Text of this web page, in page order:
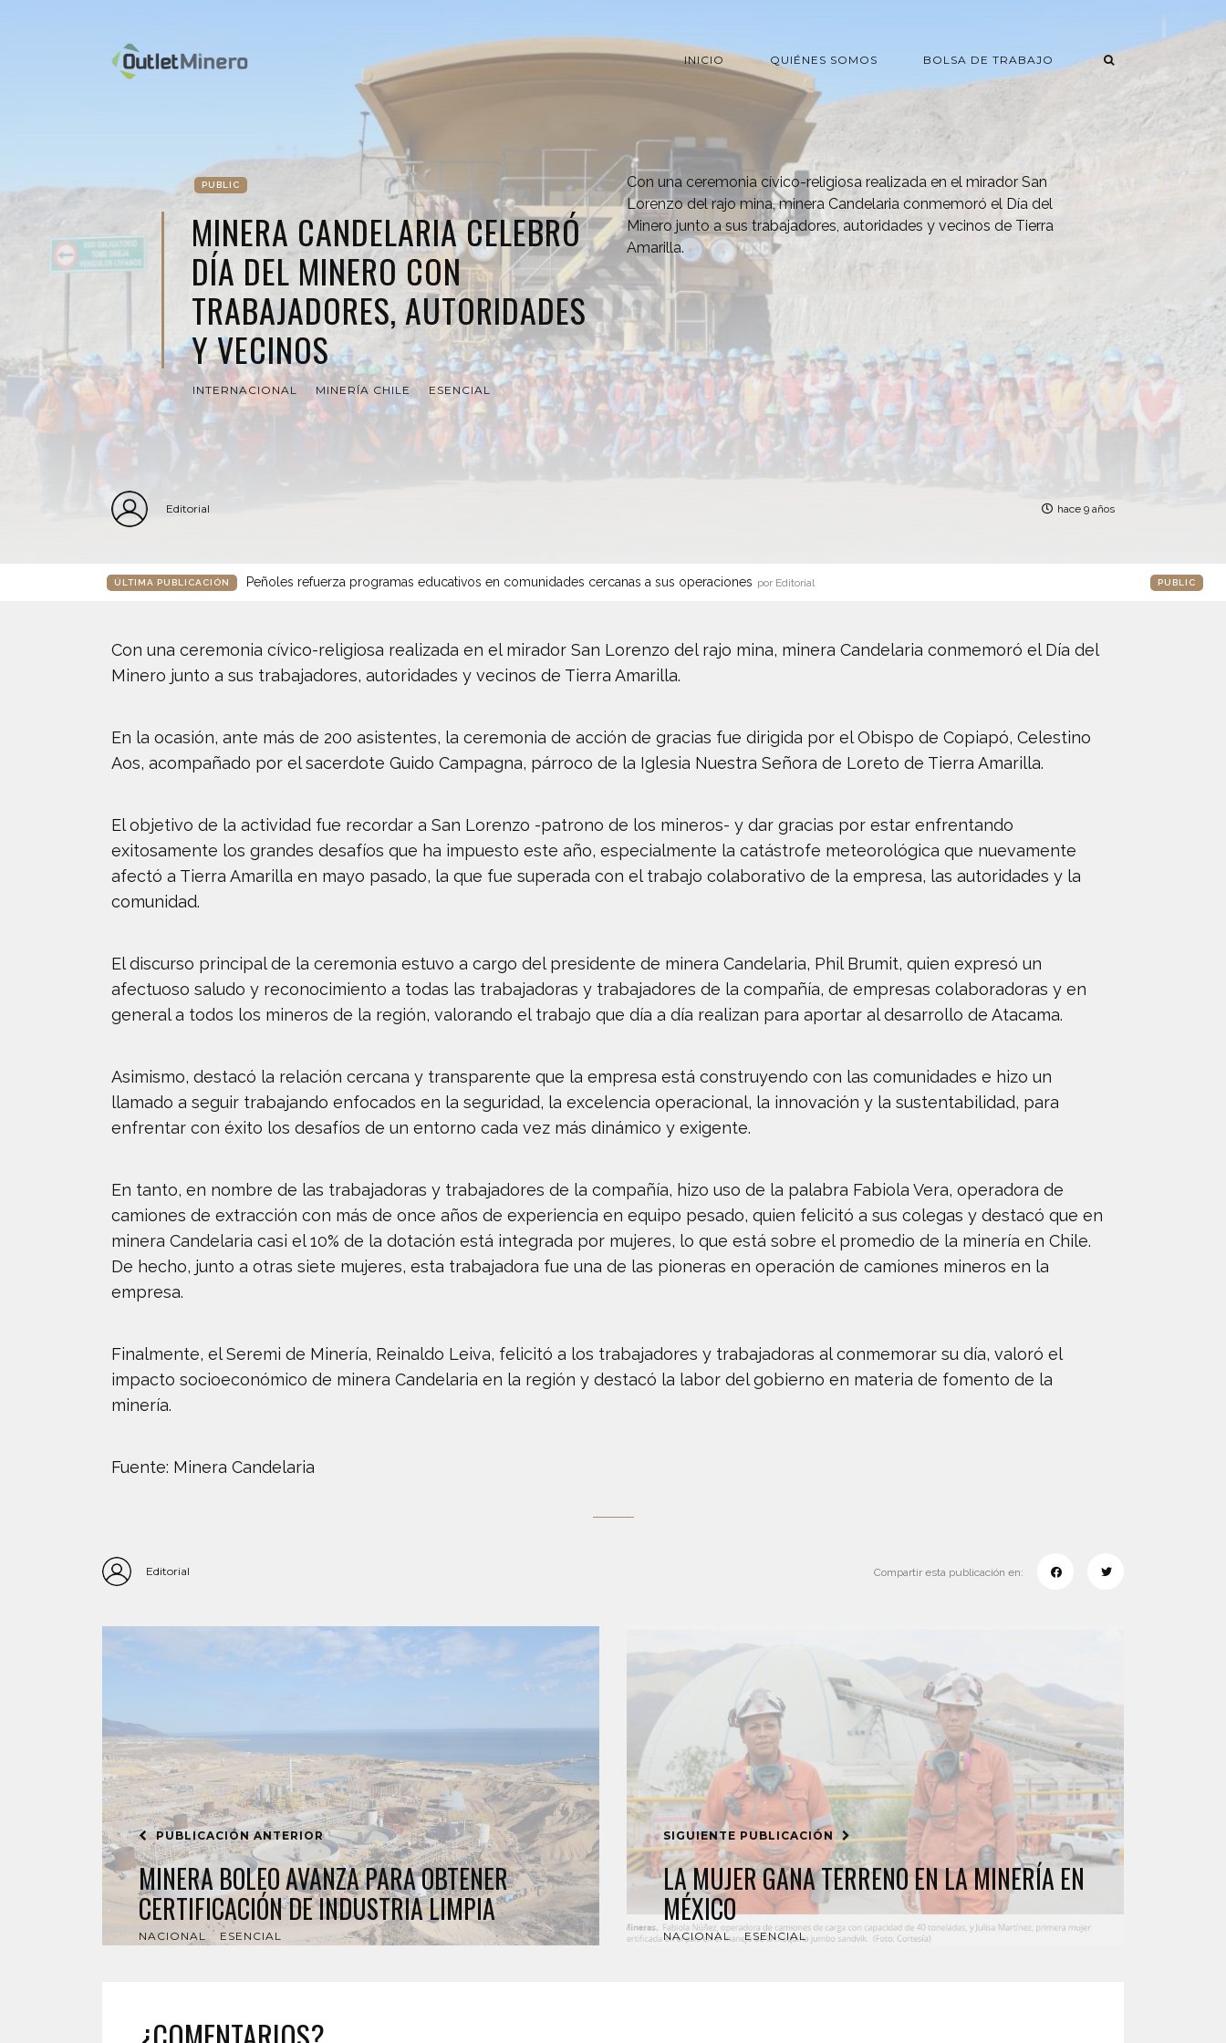
INICIO QUIÉNES SOMOS BOLSA DE TRABAJO
PUBLIC
MINERA CANDELARIA CELEBRÓ
DÍA DEL MINERO CON
TRABAJADORES, AUTORIDADES
Y VECINOS
INTERNACIONAL MINERÍA CHILE ESENCIAL
Con una ceremonia cívico-religiosa realizada en el mirador San
Lorenzo del rajo mina, minera Candelaria conmemoró el Día del
Minero junto a sus trabajadores, autoridades y vecinos de Tierra
Amarilla.
Editorial hace 9 años
ÚLTIMA PUBLICACIÓN Peñoles refuerza programas educativos en comunidades cercanas a sus operaciones por Editorial PUBLIC
Con una ceremonia cívico-religiosa realizada en el mirador San Lorenzo del rajo mina, minera Candelaria conmemoró el Día del
Minero junto a sus trabajadores, autoridades y vecinos de Tierra Amarilla.
En la ocasión, ante más de 200 asistentes, la ceremonia de acción de gracias fue dirigida por el Obispo de Copiapó, Celestino
Aos, acompañado por el sacerdote Guido Campagna, párroco de la Iglesia Nuestra Señora de Loreto de Tierra Amarilla.
El objetivo de la actividad fue recordar a San Lorenzo -patrono de los mineros- y dar gracias por estar enfrentando
exitosamente los grandes desafíos que ha impuesto este año, especialmente la catástrofe meteorológica que nuevamente
afectó a Tierra Amarilla en mayo pasado, la que fue superada con el trabajo colaborativo de la empresa, las autoridades y la
comunidad.
El discurso principal de la ceremonia estuvo a cargo del presidente de minera Candelaria, Phil Brumit, quien expresó un
afectuoso saludo y reconocimiento a todas las trabajadoras y trabajadores de la compañía, de empresas colaboradoras y en
general a todos los mineros de la región, valorando el trabajo que día a día realizan para aportar al desarrollo de Atacama.
Asimismo, destacó la relación cercana y transparente que la empresa está construyendo con las comunidades e hizo un
llamado a seguir trabajando enfocados en la seguridad, la excelencia operacional, la innovación y la sustentabilidad, para
enfrentar con éxito los desafíos de un entorno cada vez más dinámico y exigente.
En tanto, en nombre de las trabajadoras y trabajadores de la compañía, hizo uso de la palabra Fabiola Vera, operadora de
camiones de extracción con más de once años de experiencia en equipo pesado, quien felicitó a sus colegas y destacó que en
minera Candelaria casi el 10% de la dotación está integrada por mujeres, lo que está sobre el promedio de la minería en Chile.
De hecho, junto a otras siete mujeres, esta trabajadora fue una de las pioneras en operación de camiones mineros en la
empresa.
Finalmente, el Seremi de Minería, Reinaldo Leiva, felicitó a los trabajadores y trabajadoras al conmemorar su día, valoró el
impacto socioeconómico de minera Candelaria en la región y destacó la labor del gobierno en materia de fomento de la
minería.
Fuente: Minera Candelaria
Editorial Compartir esta publicación en:
PUBLICACIÓN ANTERIOR
MINERA BOLEO AVANZA PARA OBTENER
CERTIFICACIÓN DE INDUSTRIA LIMPIA
NACIONAL ESENCIAL
SIGUIENTE PUBLICACIÓN
LA MUJER GANA TERRENO EN LA MINERÍA EN
MÉXICO
NACIONAL ESENCIAL